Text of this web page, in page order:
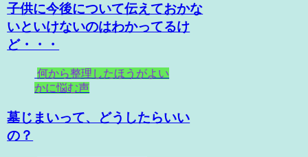
子供に今後について伝えておかな
いといけないのはわかってるけ
ど・・・
何から整理したほうがよい
かに悩む声
墓じまいって、どうしたらいい
の？